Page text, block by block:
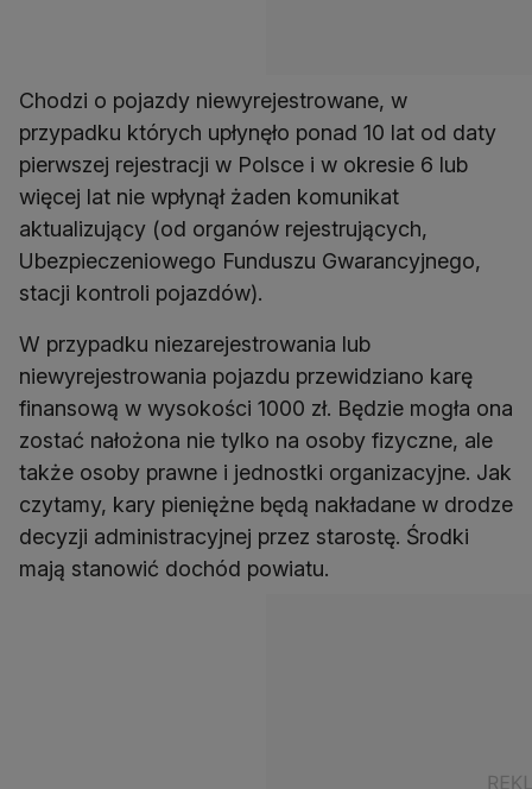
Chodzi o pojazdy niewyrejestrowane, w
przypadku których upłynęło ponad 10 lat od daty
pierwszej rejestracji w Polsce i w okresie 6 lub
więcej lat nie wpłynął żaden komunikat
aktualizujący (od organów rejestrujących,
Ubezpieczeniowego Funduszu Gwarancyjnego,
stacji kontroli pojazdów).
W przypadku niezarejestrowania lub
niewyrejestrowania pojazdu przewidziano karę
finansową w wysokości 1000 zł. Będzie mogła ona
zostać nałożona nie tylko na osoby fizyczne, ale
także osoby prawne i jednostki organizacyjne. Jak
czytamy, kary pieniężne będą nakładane w drodze
decyzji administracyjnej przez starostę. Środki
mają stanowić dochód powiatu.